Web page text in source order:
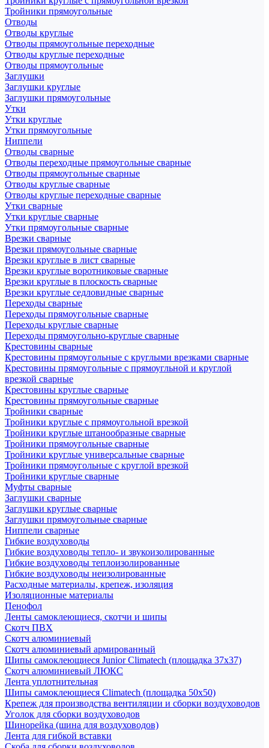
Тройники прямоугольные
Отводы
Отводы круглые
Отводы прямоугольные переходные
Отводы круглые переходные
Отводы прямоугольные
Заглушки
Заглушки круглые
Заглушки прямоугольные
Утки
Утки круглые
Утки прямоугольные
Ниппели
Отводы сварные
Отводы переходные прямоугольные сварные
Отводы прямоугольные сварные
Отводы круглые сварные
Отводы круглые переходные сварные
Утки сварные
Утки круглые сварные
Утки прямоугольные сварные
Врезки сварные
Врезки прямоугольные сварные
Врезки круглые в лист сварные
Врезки круглые воротниковые сварные
Врезки круглые в плоскость сварные
Врезки круглые седловидные сварные
Переходы сварные
Переходы прямоугольные сварные
Переходы круглые сварные
Переходы прямоугольно-круглые сварные
Крестовины сварные
Крестовины прямоугольные с круглыми врезками сварные
Крестовины прямоугольные с прямоугльной и круглой
врезкой сварные
Крестовины круглые сварные
Крестовины прямоугольные сварные
Тройники сварные
Тройники круглые с прямоугольной врезкой
Тройники круглые штанообразные сварные
Тройники прямоугольные сварные
Тройники круглые универсальные сварные
Тройники прямоугольные с круглой врезкой
Тройники круглые сварные
Муфты сварные
Заглушки сварные
Заглушки круглые сварные
Заглушки прямоугольные сварные
Ниппели сварные
Гибкие воздуховоды
Гибкие воздуховоды тепло- и звукоизолированные
Гибкие воздуховоды теплоизолированные
Гибкие воздуховоды неизолированные
Расходные материалы, крепеж, изоляция
Изоляционные материалы
Пенофол
Ленты самоклеющиеся, скотчи и шипы
Скотч ПВХ
Скотч алюминиевый
Скотч алюминиевый армированный
Шипы самоклеющиеся Junior Climatech (площадка 37х37)
Скотч алюминиевый ЛЮКС
Лента уплотнительная
Шипы самоклеющиеся Climatech (площадка 50х50)
Крепеж для производства вентиляции и сборки воздуховодов
Уголок для сборки воздуховодов
Шинорейка (шина для воздуховодов)
Лента для гибкой вставки